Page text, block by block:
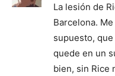
La lesión de
Barcelona.
supuesto,
quede en un
bien, sin Rice